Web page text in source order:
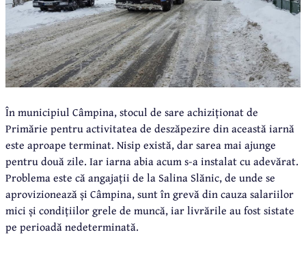
În municipiul Câmpina, stocul de sare achiziționat de
Primărie pentru activitatea de deszăpezire din această iarnă
este aproape terminat. Nisip există, dar sarea mai ajunge
pentru două zile. Iar iarna abia acum s-a instalat cu adevărat.
Problema este că angajații de la Salina Slănic, de unde se
aprovizionează și Câmpina, sunt în grevă din cauza salariilor
mici și condițiilor grele de muncă, iar livrările au fost sistate
pe perioadă nedeterminată.